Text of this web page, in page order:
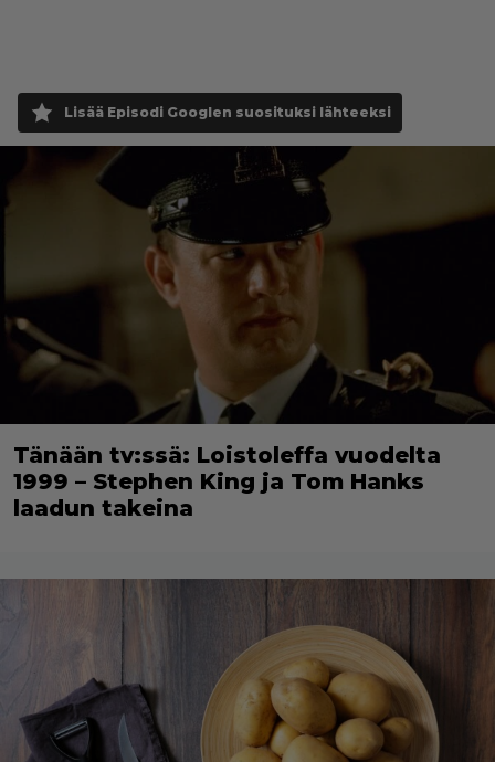
Lisää Episodi Googlen suosituksi lähteeksi
Tänään tv:ssä: Loistoleffa vuodelta
1999 – Stephen King ja Tom Hanks
laadun takeina